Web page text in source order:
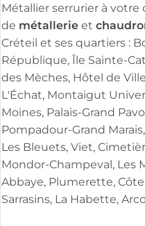
Métallier serrurier à
de métallerieet
Créteil et ses quartiers :
République, Île Sainte-
des Mèches, Hôtel de
L'Échat, Montaigut
Moines, Palais-Grand
Pompadour-Grand
Les Bleuets, Viet,
Mondor-Champeval, Les
Abbaye, Plumerette,
Sarrasins, La Habette,